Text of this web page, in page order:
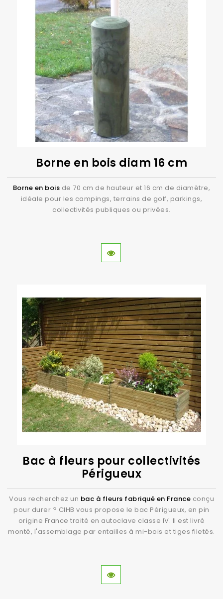
Borne en bois diam 16 cm
Borne en bois de 70 cm de hauteur et 16 cm de diamètre,
idéale pour les campings, terrains de golf, parkings,
collectivités publiques ou privées.
Bac à fleurs pour collectivités
Périgueux
Vous recherchez un bac à fleurs fabriqué en France conçu
pour durer ? CIHB vous propose le bac Périgueux, en pin
origine France traité en autoclave classe IV. Il est livré
monté, l'assemblage par entailles à mi-bois et tiges filetés.